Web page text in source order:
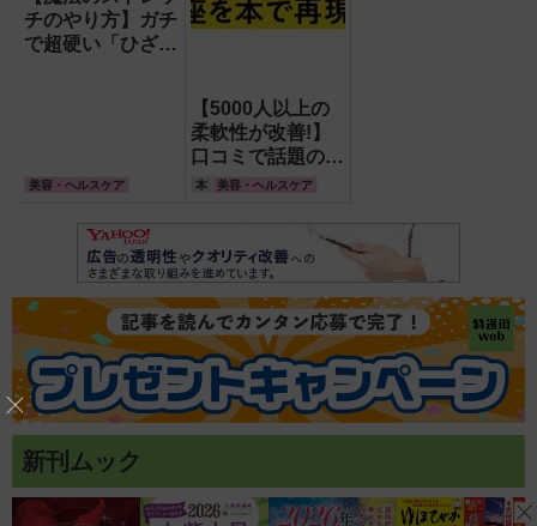
チのやり方】ガチ
で超硬い「ひざ裏
美容・ヘルスケア
【5000人以上の
柔軟性が改善!】
口コミで話題の
「魔法のストレッ
た。
本 美容・ヘルスケア
新刊ムック